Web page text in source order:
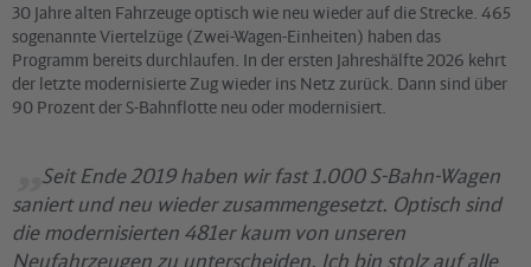
30 Jahre alten Fahrzeuge optisch wie neu wieder auf die Strecke. 465
sogenannte Viertelzüge (Zwei-Wagen-Einheiten) haben das
Programm bereits durchlaufen. In der ersten Jahreshälfte 2026 kehrt
der letzte modernisierte Zug wieder ins Netz zurück. Dann sind über
90 Prozent der S-Bahnflotte neu oder modernisiert.
Seit Ende 2019 haben wir fast 1.000 S-Bahn-Wagen
saniert und neu wieder zusammengesetzt. Optisch sind
die modernisierten 481er kaum von unseren
Neufahrzeugen zu unterscheiden. Ich bin stolz auf alle